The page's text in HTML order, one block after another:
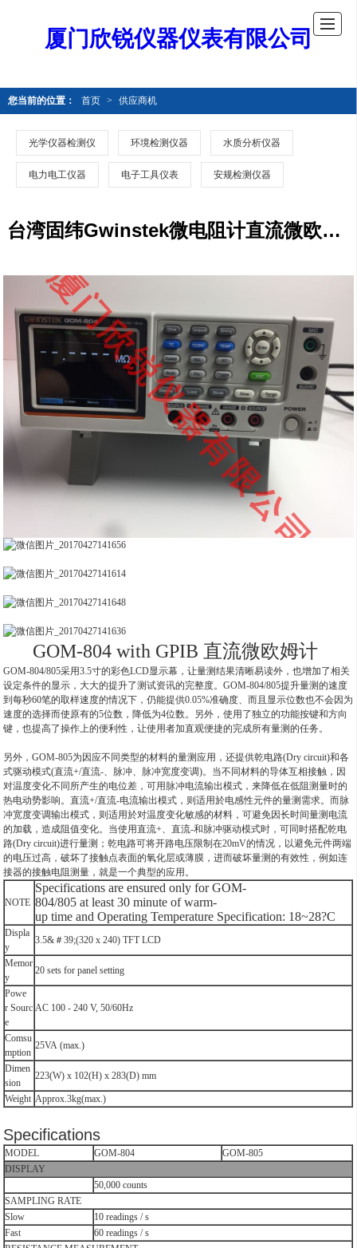
厦门欣锐仪器仪表有限公司
您当前的位置： 首页 > 供应商机
光学仪器检测仪 环境检测仪器 水质分析仪器
电力电工仪器 电子工具仪表 安规检测仪器
台湾固纬Gwinstek微电阻计直流微欧姆计高精度低电阻计
GOM-804 with GPIB 直流微欧姆计
GOM-804/805采用3.5寸的彩色LCD显示幕，让量测结果清晰易读外，也增加了相关
设定条件的显示，大大的提升了测试资讯的完整度。GOM-804/805提升量测的速度
到每秒60笔的取样速度的情况下，仍能提供0.05%准确度、而且显示位数也不会因为
速度的选择而使原有的5位数，降低为4位数。另外，使用了独立的功能按键和方向
键，也提高了操作上的便利性，让使用者加直观便捷的完成所有量测的任务。
另外，GOM-805为因应不同类型的材料的量测应用，还提供乾电路(Dry circuit)和各
式驱动模式(直流+/直流-、脉冲、脉冲宽度变调)。当不同材料的导体互相接触，因
对温度变化不同所产生的电位差，可用脉冲电流输出模式，来降低在低阻测量时的
热电动势影响。直流+/直流-电流输出模式，则适用於电感性元件的量测需求。而脉
冲宽度变调输出模式，则适用於对温度变化敏感的材料，可避免因长时间量测电流
的加载，造成阻值变化。当使用直流+、直流-和脉冲驱动模式时，可同时搭配乾电
路(Dry circuit)进行量测；乾电路可将开路电压限制在20mV的情况，以避免元件两端
的电压过高，破坏了接触点表面的氧化层或薄膜，进而破坏量测的有效性，例如连
接器的接触电阻测量，就是一个典型的应用。
NOTE
Specifications are ensured only for GOM-
804/805 at least 30 minute of warm-
up time and Operating Temperature Specification: 18~28?C
Displa
y
3.5&＃39;(320 x 240) TFT LCD
Memor
y
20 sets for panel setting
Powe
r Sourc
e
AC 100 - 240 V, 50/60Hz
Comsu
mption
25VA (max.)
Dimen
sion
223(W) x 102(H) x 283(D) mm
Weight Approx.3kg(max.)
Specifications
MODEL GOM-804
GOM-805
DISPLAY
50,000 counts
SAMPLING RATE
Slow
10 readings / s
Fast
60 readings / s